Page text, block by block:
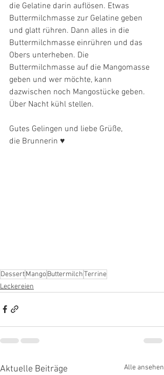
die Gelatine darin auflösen. Etwas
Buttermilchmasse zur Gelatine geben
und glatt rühren. Dann alles in die
Buttermilchmasse einrühren und das
Obers unterheben. Die
Buttermilchmasse auf die Mangomasse
geben und wer möchte, kann
dazwischen noch Mangostücke geben.
Über Nacht kühl stellen.
Gutes Gelingen und liebe Grüße,
die Brunnerin ♥
DessertMangoButtermilchTerrine
Leckereien
Aktuelle Beiträge Alle ansehen